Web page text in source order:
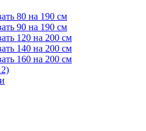
80 на 190 см
90 на 190 см
120 на 200 см
140 на 200 см
160 на 200 см